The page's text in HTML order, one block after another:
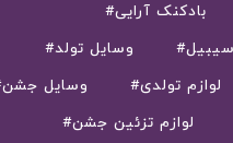
#بادکنک آرایی
سیبیل
#وسایل تولد
#لوازم تولدی
#وسایل جشن
#لوازم تزئین جشن